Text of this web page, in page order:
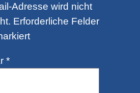
Adresse wird nicht
Erforderliche Felder
*